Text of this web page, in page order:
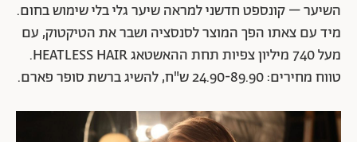
השיער – קונספט חדשני למראה שיער גלי בלי שימוש בחום.
מיד עם צאתו הפך המוצר לסנסציה ושבר את הטיקטוק, עם
מעל 740 מיליון צפיות תחת ההאשטאג HEATLESS HAIR.
טווח מחירים: 24.90-89.90 ש"ח, להשיג ברשת סופר פארם.